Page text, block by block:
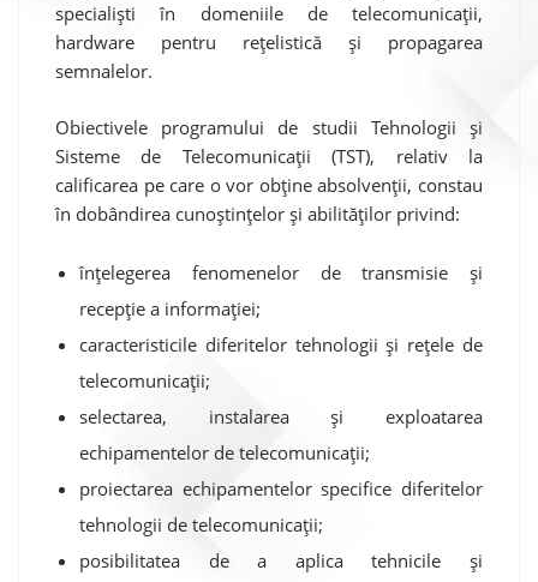
specialiști în domeniile de telecomunicații,
hardware pentru rețelistică și propagarea
semnalelor.
Obiectivele programului de studii Tehnologii și
Sisteme de Telecomunicații (TST), relativ la
calificarea pe care o vor obține absolvenții, constau
în dobândirea cunoștințelor și abilităților privind:
înțelegerea fenomenelor de transmisie și
recepție a informației;
caracteristicile diferitelor tehnologii și rețele de
telecomunicații;
selectarea, instalarea și exploatarea
echipamentelor de telecomunicații;
proiectarea echipamentelor specifice diferitelor
tehnologii de telecomunicații;
posibilitatea de a aplica tehnicile și